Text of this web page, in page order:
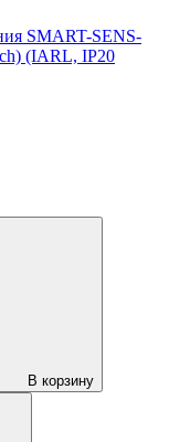
SMART-SENS-
(IARL, IP20
В корзину